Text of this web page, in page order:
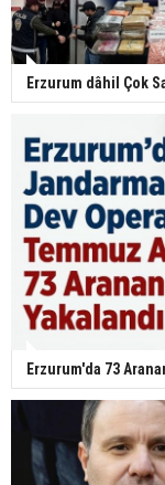
Erzurum dâhil Çok
Erzurum'da 73